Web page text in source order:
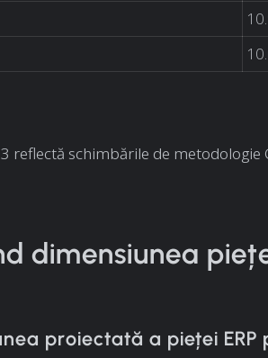
reflectă schimbările de metodologie
dimensiunea
proiectată a pieței